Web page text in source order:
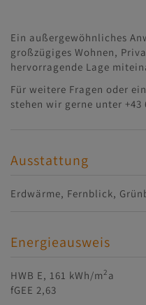
Ein außergewöhnliches
großzügiges Wohnen,
hervorragende Lage
Für weitere Fragen oder
stehen wir gerne unter +43
Ausstattung
Erdwärme Fernblick
Energieausweis
HWB E, 161 kWh/m2 a
fGEE 2,63